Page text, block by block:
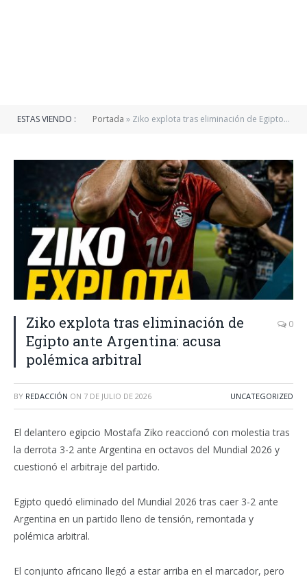
ESTAS VIENDO : Portada » Ziko explota tras eliminación de Egipto ante Argentina: acusa polémica arbitral
Ziko explota tras eliminación de
Egipto ante Argentina: acusa
polémica arbitral
0
BY REDACCIÓN ON 7 DE JULIO DE 2026 UNCATEGORIZED
El delantero egipcio Mostafa Ziko reaccionó con molestia tras
la derrota 3-2 ante Argentina en octavos del Mundial 2026 y
cuestionó el arbitraje del partido.
Egipto quedó eliminado del Mundial 2026 tras caer 3-2 ante
Argentina en un partido lleno de tensión, remontada y
polémica arbitral.
El conjunto africano llegó a estar arriba en el marcador, pero